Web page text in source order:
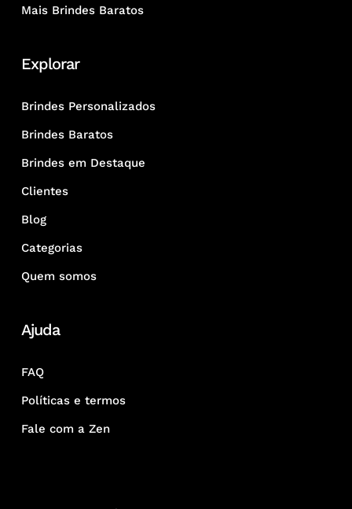
Mais Brindes Baratos
Explorar
Brindes Personalizados
Brindes Baratos
Brindes em Destaque
Clientes
Blog
Categorias
Quem somos
Ajuda
FAQ
Políticas e termos
Fale com a Zen